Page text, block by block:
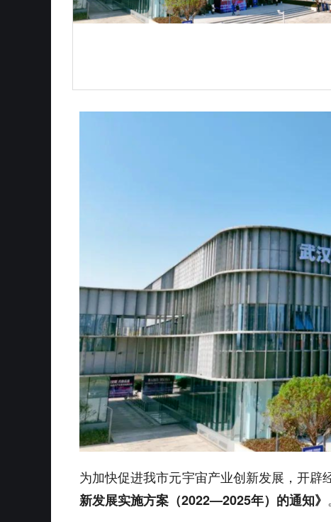
为加快促进我市元宇宙产业创新发展，开
新发展实施方案（2022—2025年）的通知》